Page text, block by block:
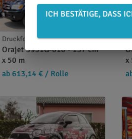
Druckfolien Orajet Car-Wrapping
Orajet 3951G-010 - 137 cm
x 50 m
ab 613,14 € / Rolle
x
ICH BESTÄTIGE, DASS